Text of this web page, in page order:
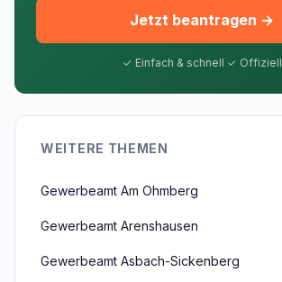
Jetzt beantragen →
✓ Einfach & schnell ✓ Offiziell
WEITERE THEMEN
Gewerbeamt Am Ohmberg
Gewerbeamt Arenshausen
Gewerbeamt Asbach-Sickenberg